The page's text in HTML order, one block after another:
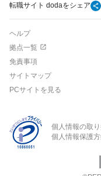
転職サイト dodaをシェア
ヘルプ
拠点一覧
免責事項
サイトマップ
PCサイトを見る
個人情報の取
個人情報保護